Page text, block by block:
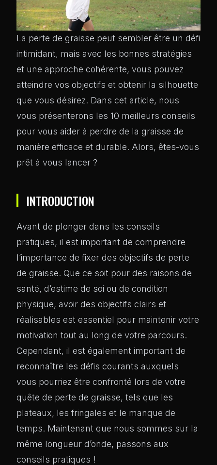
La perte de graisse peut sembler être un défi
intimidant, mais avec les bonnes stratégies
et une approche cohérente, vous pouvez
atteindre vos objectifs et obtenir la silhouette
que vous désirez. Dans cet article, nous
vous présenterons les 10 meilleurs conseils
pour vous aider à perdre de la graisse de
manière efficace et durable. Alors, êtes-vous
prêt à vous lancer ?
INTRODUCTION
Avant de plonger dans les conseils
pratiques, il est important de comprendre
l’importance de fixer des objectifs de perte
de graisse. Que ce soit pour des raisons de
santé, d’estime de soi ou de condition
physique, avoir des objectifs clairs et
réalisables est essentiel pour maintenir votre
motivation tout au long de votre parcours.
Cependant, il est également important de
reconnaître les défis courants auxquels
vous pourriez être confronté lors de votre
quête de perte de graisse, tels que les
plateaux, les fringales et le manque de
temps. Maintenant que nous sommes sur la
même longueur d’onde, passons aux
conseils pratiques !